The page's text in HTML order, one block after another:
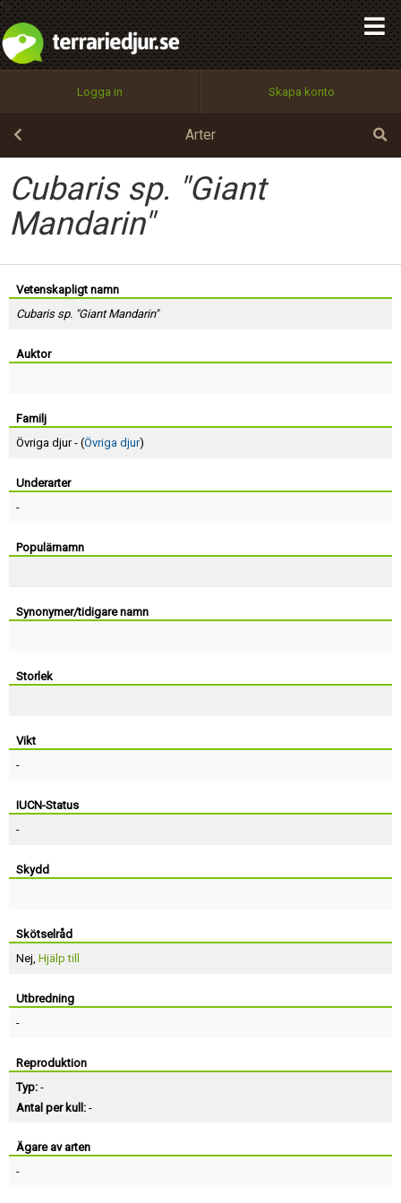
">
Logga in Skapa konto
Arter
Cubaris sp. "Giant
Mandarin"
Vetenskapligt namn
Cubaris sp. "Giant Mandarin"
Auktor
Familj
Övriga djur - (Övriga djur)
Underarter
-
Populärnamn
Synonymer/tidigare namn
Storlek
Vikt
-
IUCN-Status
-
Skydd
Skötselråd
Nej, Hjälp till
Utbredning
-
Reproduktion
Typ: -
Antal per kull: -
Ägare av arten
-
Utför
100%
OK
integritetspolicy
Namn:
Epost:
Användarnamn:
Terms of Service
Begär nytt lösenord